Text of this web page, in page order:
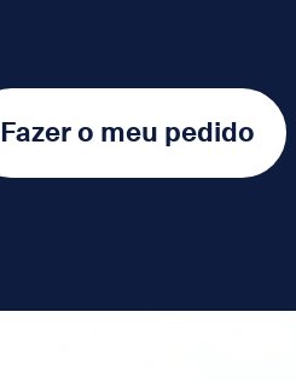
Fazer o meu pedido